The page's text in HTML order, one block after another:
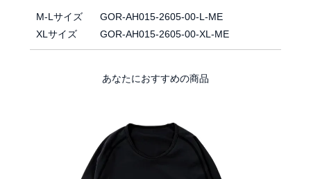
M-Lサイズ
GOR-AH015-2605-00-L-ME
XLサイズ
GOR-AH015-2605-00-XL-ME
あなたにおすすめの商品